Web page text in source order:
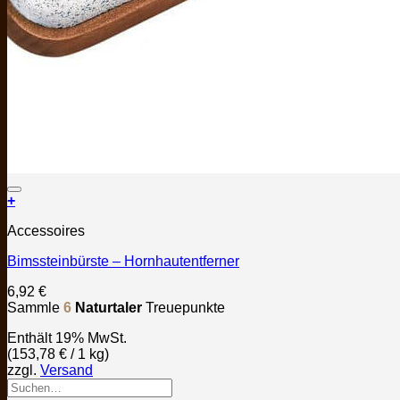
+
Accessoires
Bimssteinbürste – Hornhautentferner
6,92 €
Sammle 6 Naturtaler Treuepunkte
Enthält 19% MwSt.
(153,78 € / 1 kg)
zzgl. Versand